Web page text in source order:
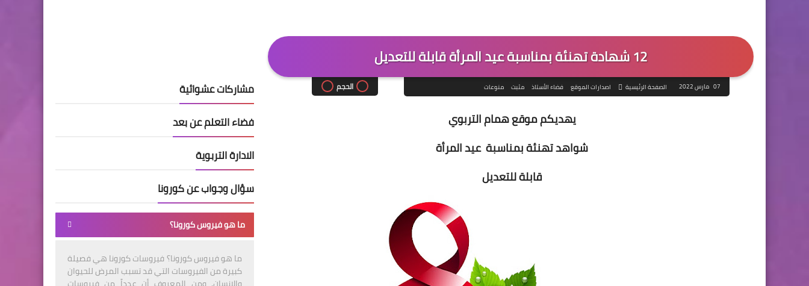
12 شهادة تهنئة بمناسبة عيد المرأة قابلة للتعديل
07 مارس 2022 الصفحة الرئيسية اصدارات الموقع فضاء الأستاذ مثبت منوعات الحجم
يهديكم موقع همام التربوي
شواهد تهنئة بمناسبة عيد المرأة
قابلة للتعديل
مشاركات عشوائية
فضاء التعلم عن بعد
الادارة التربوية
سؤال وجواب عن كورونا
ما هو فيروس كورونا؟
ما هو فيروس كورونا؟ فيروسات كورونا هي فصيلة
كبيرة من الفيروسات التي قد تسبب المرض للحيوان